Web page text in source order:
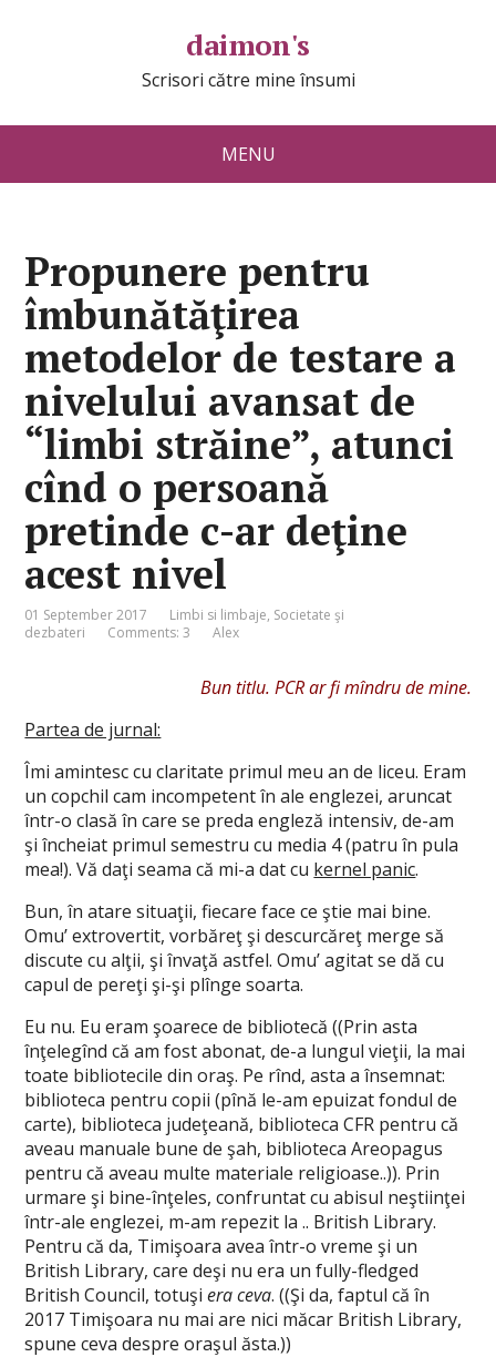
daimon's
Scrisori către mine însumi
MENU
Propunere pentru
îmbunătăţirea
metodelor de testare a
nivelului avansat de
“limbi străine”, atunci
cînd o persoană
pretinde c-ar deţine
acest nivel
01 September 2017 Limbi si limbaje, Societate şi
dezbateri
Comments: 3 Alex
Bun titlu. PCR ar fi mîndru de mine.
Partea de jurnal:
Îmi amintesc cu claritate primul meu an de liceu. Eram
un copchil cam incompetent în ale englezei, aruncat
într-o clasă în care se preda engleză intensiv, de-am
şi încheiat primul semestru cu media 4 (patru în pula
mea!). Vă daţi seama că mi-a dat cu kernel panic.
Bun, în atare situaţii, fiecare face ce ştie mai bine.
Omu’ extrovertit, vorbăreţ şi descurcăreţ merge să
discute cu alţii, şi învaţă astfel. Omu’ agitat se dă cu
capul de pereţi şi-şi plînge soarta.
Eu nu. Eu eram şoarece de bibliotecă ((Prin asta
înţelegînd că am fost abonat, de-a lungul vieţii, la mai
toate bibliotecile din oraş. Pe rînd, asta a însemnat:
biblioteca pentru copii (pînă le-am epuizat fondul de
carte), biblioteca judeţeană, biblioteca CFR pentru că
aveau manuale bune de şah, biblioteca Areopagus
pentru că aveau multe materiale religioase..)). Prin
urmare şi bine-înţeles, confruntat cu abisul neştiinţei
într-ale englezei, m-am repezit la .. British Library.
Pentru că da, Timişoara avea într-o vreme şi un
British Library, care deşi nu era un fully-fledged
British Council, totuşiera ceva. ((Şi da, faptul că în
2017 Timişoara nu mai are nici măcar British Library,
spune ceva despre oraşul ăsta.))